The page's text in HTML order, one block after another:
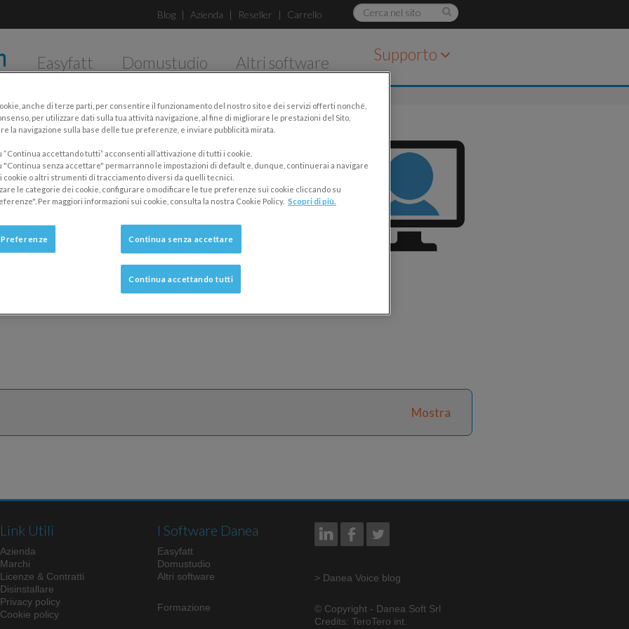
Blog | Azienda | Reseller | Carrello
Easyfatt Domustudio Altri software Supporto
Danea Domustudio
da casa/ufficio i nostri seminari formativi.
dei software Danea mentre un docente spiega le operazioni
o cuffie, una connessione ad Internet stabile e una versione
Web (Internet Explorer/Chrome/Firefox). In alternativa puoi collegarti
Android.
-
Mostra
Link Utili
Azienda
Marchi
Licenze & Contratti
Disinstallare
Privacy policy
Cookie policy
I Software Danea
Easyfatt
Domustudio
Altri software
Formazione
> Danea Voice blog
© Copyright - Danea Soft Srl
Credits: TeroTero int.
anche di terze parti, per consentire il funzionamento del nostro sito e dei servizi offerti nonché,
per utilizzare dati sulla tua attività navigazione, al fine di migliorare le prestazioni del Sito,
la navigazione sulla base delle tue preferenze, e inviare pubblicità mirata.
“Continua accettando tutti” acconsenti all’attivazione di tutti i cookie.
"Continua senza accettare" permarranno le impostazioni di default e, dunque, continuerai a navigare
cookie o altri strumenti di tracciamento diversi da quelli tecnici.
le categorie dei cookie, configurare o modificare le tue preferenze sui cookie cliccando su
Per maggiori informazioni sui cookie, consulta la nostra Cookie Policy. Scopri di più.
Continua senza accettare
Continua accettando tutti